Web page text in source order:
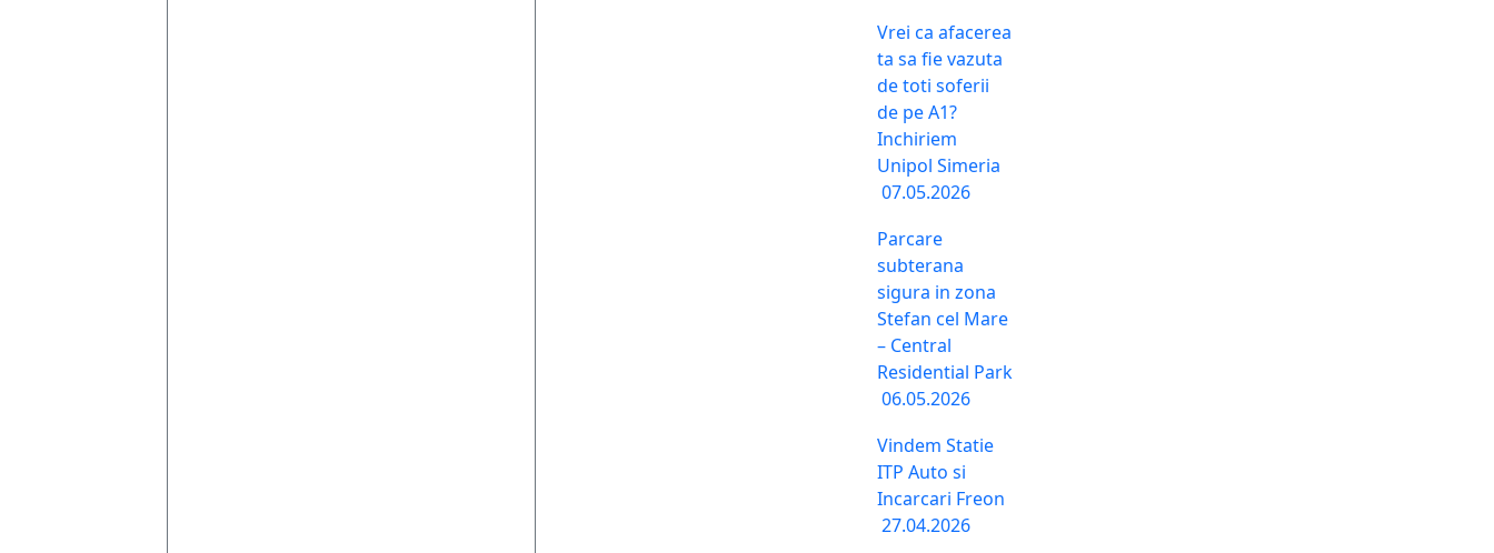
Vrei ca afacerea
ta sa fie vazuta
de toti soferii
de pe A1?
Inchiriem
Unipol Simeria
07.05.2026
Parcare
subterana
sigura in zona
Stefan cel Mare
– Central
Residential Park
06.05.2026
Vindem Statie
ITP Auto si
Incarcari Freon
27.04.2026